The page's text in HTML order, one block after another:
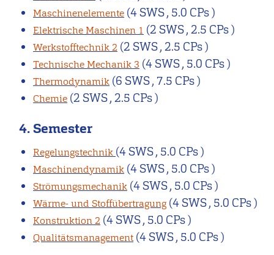
Maschinenelemente (4 SWS , 5.0 CPs )
Elektrische Maschinen 1 (2 SWS , 2.5 CPs )
Werkstofftechnik 2 (2 SWS , 2.5 CPs )
Technische Mechanik 3 (4 SWS , 5.0 CPs )
Thermodynamik (6 SWS , 7.5 CPs )
Chemie (2 SWS , 2.5 CPs )
4. Semester
Regelungstechnik (4 SWS , 5.0 CPs )
Maschinendynamik (4 SWS , 5.0 CPs )
Strömungsmechanik (4 SWS , 5.0 CPs )
Wärme- und Stoffübertragung (4 SWS , 5.0 CPs )
Konstruktion 2 (4 SWS , 5.0 CPs )
Qualitätsmanagement (4 SWS , 5.0 CPs )